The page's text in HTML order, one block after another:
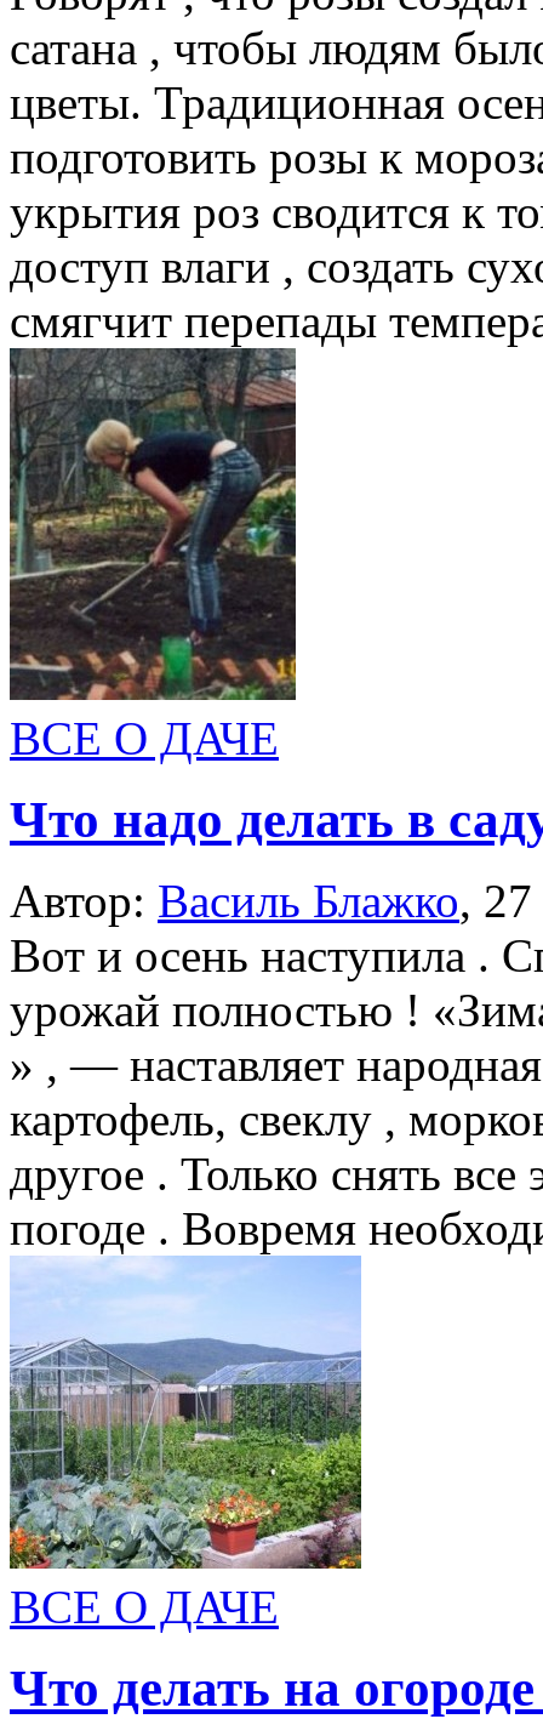
сатана , чтобы людям
цветы. Традиционная
подготовить розы к
укрытия роз сводится к
доступ влаги , создать
смягчит перепады
ВСЕ О ДАЧЕ
Что надо делать в
Автор: Василь Блажко,
Вот и осень наступила .
урожай полностью !
» , — наставляет
картофель, свеклу ,
другое . Только снять
погоде . Вовремя
ВСЕ О ДАЧЕ
Что делать на